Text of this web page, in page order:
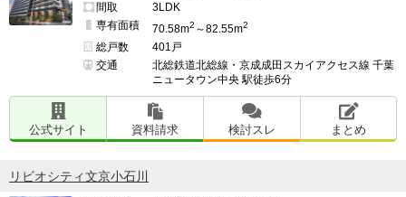
間取
3LDK
専有面積
70.58m2 ～82.55m2
総戸数
401戸
交通
北総鉄道北総線・京成成田スカイアクセス線 千葉
ニュータウン中央 駅徒歩6分
公式サイト 資料請求 検討スレ まとめ
リビオシティ文京小石川